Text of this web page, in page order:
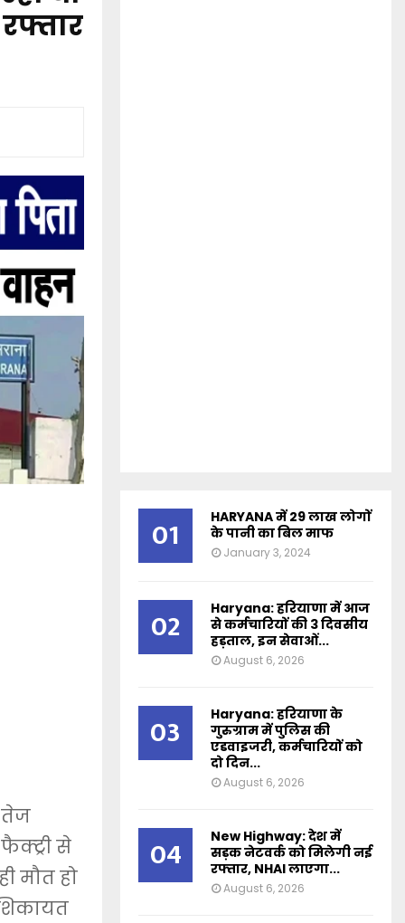
तेज
से
मौत हो
01
HARYANA में 29 लाख लोगों
के पानी का बिल माफ
January 3, 2024
02
Haryana: हरियाणा में आज
से कर्मचारियों की 3 दिवसीय
हड़ताल, इन सेवाओं...
August 6, 2026
03
Haryana: हरियाणा के
गुरुग्राम में पुलिस की
एडवाइजरी, कर्मचारियों को
दो दिन...
August 6, 2026
04
New Highway: देश में
सड़क नेटवर्क को मिलेगी नई
रफ्तार, NHAI लाएगा...
August 6, 2026